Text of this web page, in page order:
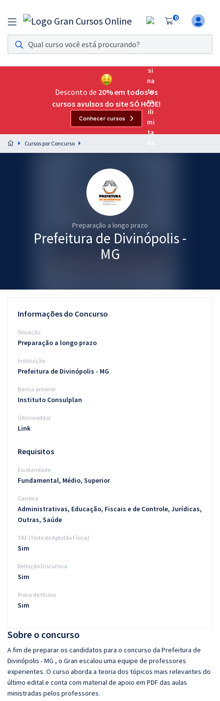
0
Assinatura Ilimitada 11
Acesso a todos os cursos. Teste grátis por 7 dias!
Assinatura OAB Até Passar
Acesso ilimitado a toda preparação para o Exame da
Preparação completa e intensiva para as principais
residências em saúde do Brasil
Conteúdo gratuito
Blog
Desconto de 20% em todos os
cursos avulsos do site SÓ HOJE!
Conhecer cursos
Cursos por Concurso
Preparação a longo prazo
Prefeitura de Divinópolis -
MG
Sobre o concurso
A fim de preparar os candidatos para o concurso da Prefeitura de
Divinópolis - MG , o Gran escalou uma equipe de professores
experientes. O curso aborda a teoria dos tópicos mais relevantes do
último edital e conta com material de apoio em PDF das aulas
ministradas pelos professores.
Informações do Concurso
Situação
Preparação a longo prazo
Instituição
Prefeitura de Divinópolis - MG
Banca anterior
Instituto Consulplan
Último edital
Link
Requisitos
Escolaridade
Fundamental, Médio, Superior
Carreira
Administrativas, Educação, Fiscais e de Controle, Jurídicas,
Outras, Saúde
TAF (Teste de Aptidão Física)
Sim
Redação Discursiva
Sim
Prova de títulos
Sim